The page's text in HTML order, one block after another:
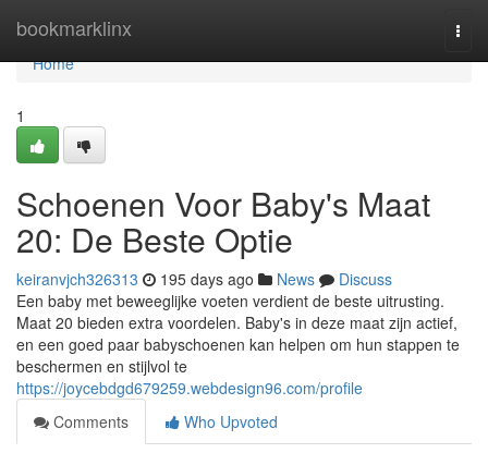
bookmarklinx
Home
Home
1
Schoenen Voor Baby's Maat
20: De Beste Optie
keiranvjch326313 195 days ago News
Discuss
Een baby met beweeglijke voeten verdient de beste uitrusting.
Maat 20 bieden extra voordelen. Baby's in deze maat zijn actief,
en een goed paar babyschoenen kan helpen om hun stappen te
beschermen en stijlvol te
https://joycebdgd679259.webdesign96.com/profile
Comments
Who Upvoted